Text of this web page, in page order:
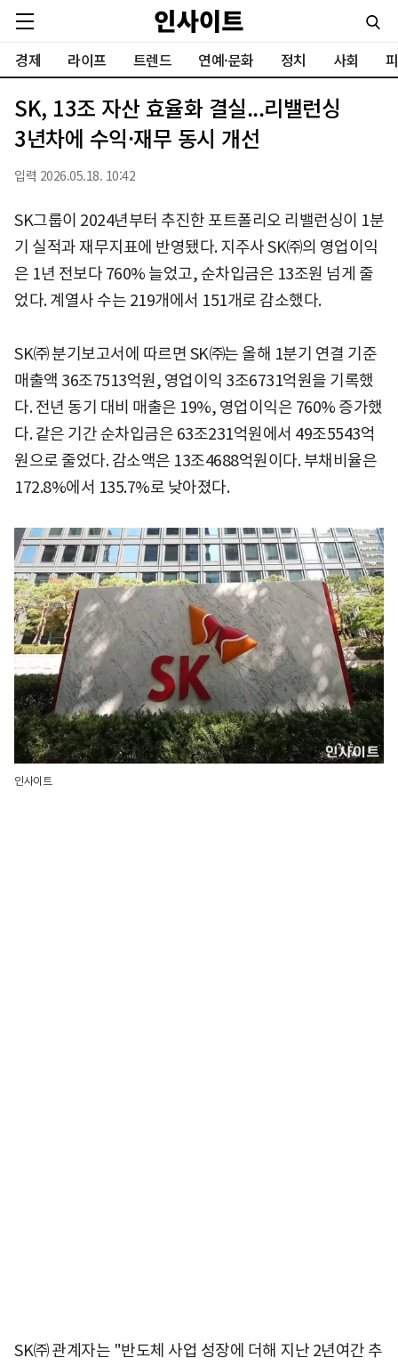
경제 라이프 트렌드 연예·문화 정치 사회
SK, 13조 자산 효율화 결실...리밸런싱
3년차에 수익·재무 동시 개선
입력 2026.05.18. 10:42
SK그룹이 2024년부터 추진한 포트폴리오 리밸런싱이 1분
기 실적과 재무지표에 반영됐다. 지주사 SK㈜의 영업이익
은 1년 전보다 760% 늘었고, 순차입금은 13조원 넘게 줄
었다. 계열사 수는 219개에서 151개로 감소했다.
SK㈜ 분기보고서에 따르면 SK㈜는 올해 1분기 연결 기준
매출액 36조7513억원, 영업이익 3조6731억원을 기록했
다. 전년 동기 대비 매출은 19%, 영업이익은 760% 증가했
다. 같은 기간 순차입금은 63조231억원에서 49조5543억
원으로 줄었다. 감소액은 13조4688억원이다. 부채비율은
172.8%에서 135.7%로 낮아졌다.
인사이트
SK㈜ 관계자는 "반도체 사업 성장에 더해 지난 2년여간 추